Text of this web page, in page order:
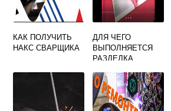
КАК ПОЛУЧИТЬ
НАКС СВАРЩИКА
ДЛЯ ЧЕГО
ВЫПОЛНЯЕТСЯ
РАЗДЕЛКА
СВАРКЕ ОТВЕТ
ТЕСТ